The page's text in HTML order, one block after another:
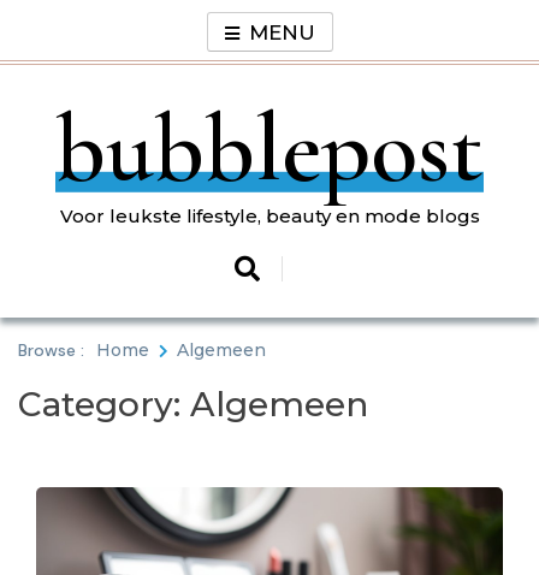
content
MENU
bubblepost
Voor leukste lifestyle, beauty en mode blogs
Browse : Home Algemeen
Category: Algemeen